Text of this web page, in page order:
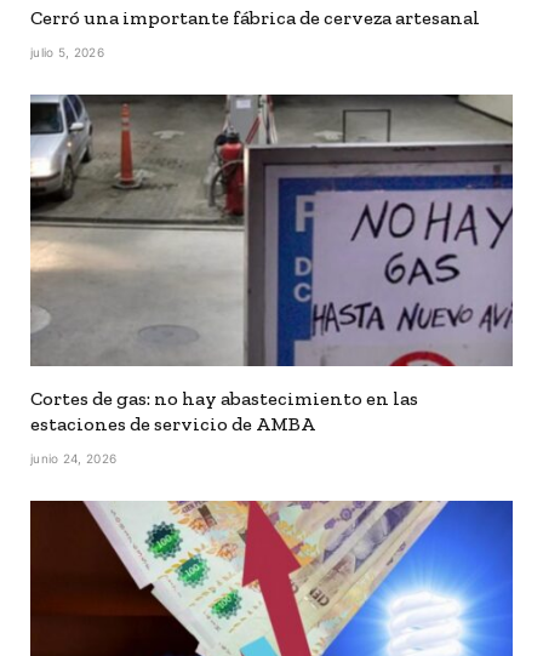
Cerró una importante fábrica de cerveza artesanal
julio 5, 2026
Cortes de gas: no hay abastecimiento en las
estaciones de servicio de AMBA
junio 24, 2026